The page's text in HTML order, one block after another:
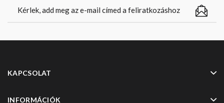
KAPCSOLAT
INFORMÁCIÓK